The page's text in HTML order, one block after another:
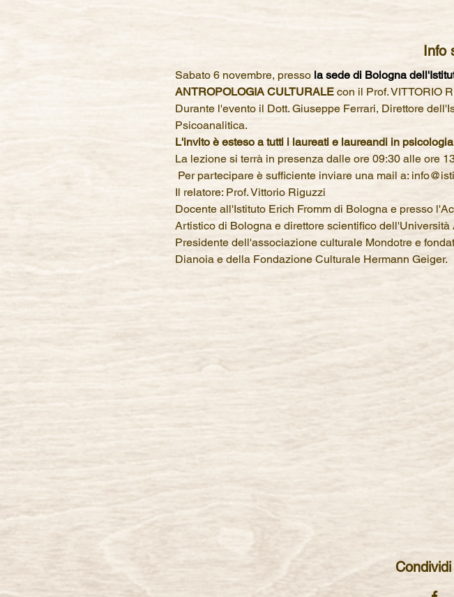
Info
Sabato 6 novembre, presso la sede di Bologna
ANTROPOLOGIA CULTURALE con il Prof. VITTORIO
Durante l'evento il Dott. Giuseppe Ferrari, Direttore
Psicoanalitica.
L'invito è esteso a tutti i laureati e laureandi in
La lezione si terrà in presenza dalle ore 09:30 alle ore
Per partecipare è sufficiente inviare una mail a:
Il relatore: Prof. Vittorio Riguzzi
Docente all'Istituto Erich Fromm di Bologna e presso
Artistico di Bologna e direttore scientifico dell'Università
Presidente dell'associazione culturale Mondotre e
Dianoia e della Fondazione Culturale Hermann Geiger.